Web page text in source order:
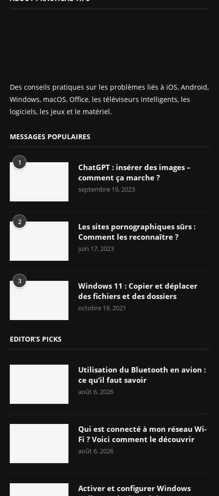
Des conseils pratiques sur les problèmes liés à iOS, Android,
Windows, macOS, Office, les téléviseurs intelligents, les
logiciels, les jeux et le matériel.
MESSAGES POPULAIRES
1
ChatGPT : insérer des images –
comment ça marche ?
septembre 19, 2023
2
Les sites pornographiques sûrs :
Comment les reconnaître ?
juin 17, 2023
3
Windows 11 : Copier et déplacer
des fichiers et des dossiers
octobre 19, 2021
EDITOR’S PICKS
Utilisation du Bluetooth en avion :
ce qu’il faut savoir
août 6, 2026
Qui est connecté à mon réseau Wi-
Fi ? Voici comment le découvrir
août 6, 2026
Activer et configurer Windows